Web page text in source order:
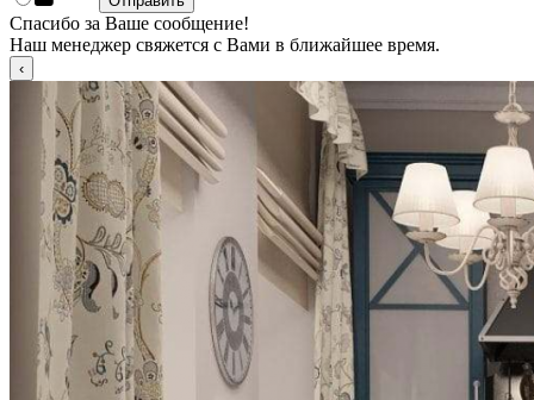
Спасибо за Ваше сообщение!
Наш менеджер свяжется с Вами в ближайшее время.